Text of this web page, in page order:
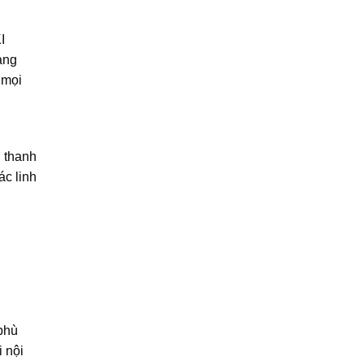
linh
nội